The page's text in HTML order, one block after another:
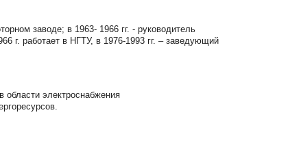
заводе; в 1963- 1966 гг. - руководитель
г. работает в НГТУ, в 1976-1993 гг. – заведующий
области электроснабжения